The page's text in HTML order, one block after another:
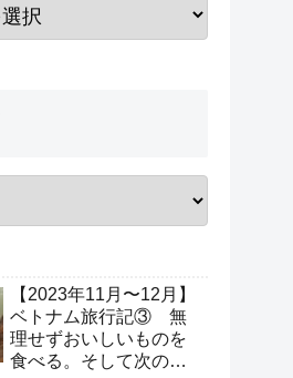
【2023年11月〜12月】
ベトナム旅行記③ 無
理せずおいしいものを
食べる。そして次の場